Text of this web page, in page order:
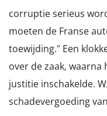
corruptie serieus
moeten de Franse
toewijding." Een
over de zaak,
justitie inschakelde.
schadevergoeding